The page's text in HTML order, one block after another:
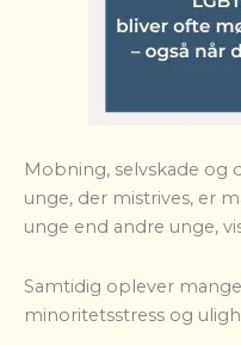
Mobning, selvskade og
unge, der mistrives, er
unge end andre unge,
Samtidig oplever
minoritetsstress og